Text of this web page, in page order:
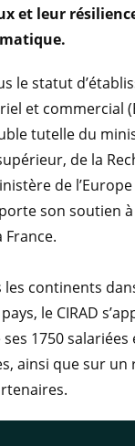
et leur
le statut
et commercial
tutelle du
de la
de
son soutien
continents
le CIRAD
1750
ainsi que sur un